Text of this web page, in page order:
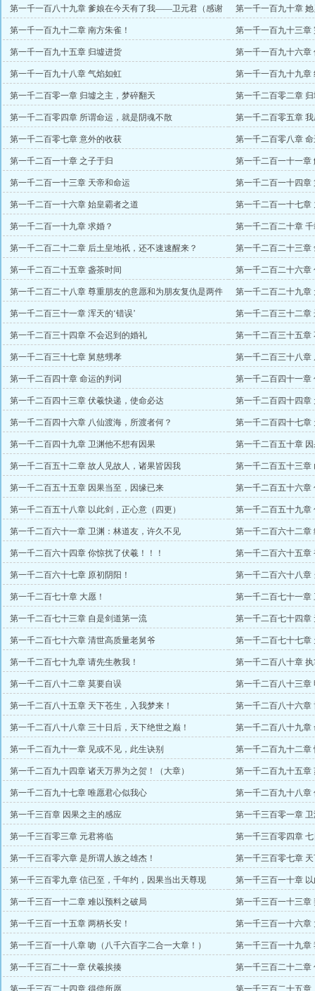
赏）
第一千一百八十九章 爹娘在今天有了我——卫元君（感谢
逍遥风流万赏）
第一千一百九十章
万赏）
第一千一百九十二章 南方朱雀！ 第一千一百九十三
第一千一百九十五章 归墟进货 第一千一百九十六章
第一千一百九十八章 气焰如虹 第一千一百九十九章
第一千二百零一章 归墟之主，梦碎翻天 第一千二百零二章
第一千二百零四章 所谓命运，就是阴魂不散 第一千二百零五章
第一千二百零七章 意外的收获 第一千二百零八章
第一千二百一十章 之子于归 第一千二百一十一章
第一千二百一十三章 天帝和命运 第一千二百一十四
第一千二百一十六章 始皇霸者之道 第一千二百一十七章
第一千二百一十九章 求婚？ 第一千二百二十章
第一千二百二十二章 后土皇地祇，还不速速醒来？ 第一千二百二十三章
第一千二百二十五章 盏茶时间 第一千二百二十六章
第一千二百二十八章 尊重朋友的意愿和为朋友复仇是两件
事
第一千二百二十九章
第一千二百三十一章 浑天的‘错误’ 第一千二百三十二章
第一千二百三十四章 不会迟到的婚礼 第一千二百三十五章
第一千二百三十七章 舅慈甥孝 第一千二百三十八章
第一千二百四十章 命运的判词 第一千二百四十一章
第一千二百四十三章 伏羲快递，使命必达 第一千二百四十四章
第一千二百四十六章 八仙渡海，所渡者何？ 第一千二百四十七章
第一千二百四十九章 卫渊他不想有因果 第一千二百五十章
第一千二百五十二章 故人见故人，诸果皆因我 第一千二百五十三章
第一千二百五十五章 因果当至，因缘已来 第一千二百五十六章
第一千二百五十八章 以此剑，正心意（四更） 第一千二百五十九章
第一千二百六十一章 卫渊：林道友，许久不见 第一千二百六十二章
第一千二百六十四章 你惊扰了伏羲！！！ 第一千二百六十五章
第一千二百六十七章 原初阴阳！ 第一千二百六十八章
第一千二百七十章 大愿！ 第一千二百七十一章
第一千二百七十三章 自是剑道第一流 第一千二百七十四章
第一千二百七十六章 清世高质量老舅爷 第一千二百七十七章
第一千二百七十九章 请先生教我！ 第一千二百八十章
第一千二百八十二章 莫要自误 第一千二百八十三章
第一千二百八十五章 天下苍生，入我梦来！ 第一千二百八十六章
第一千二百八十八章 三十日后，天下绝世之巅！ 第一千二百八十九章
第一千二百九十一章 见或不见，此生诀别 第一千二百九十二章
第一千二百九十四章 诸天万界为之贺！（大章） 第一千二百九十五章
第一千二百九十七章 唯愿君心似我心 第一千二百九十八章
第一千三百章 因果之主的感应 第一千三百零一章
第一千三百零三章 元君将临 第一千三百零四章
第一千三百零六章 是所谓人族之雄杰！ 第一千三百零七章
第一千三百零九章 信已至，千年约，因果当出天尊现 第一千三百一十章
第一千三百一十二章 难以预料之破局 第一千三百一十三章
第一千三百一十五章 两柄长安！ 第一千三百一十六章
第一千三百一十八章 吻（八千六百字二合一大章！） 第一千三百一十九章
第一千三百二十一章 伏羲挨揍 第一千三百二十二章
第一千三百二十四章 得偿所愿 第一千三百二十五章